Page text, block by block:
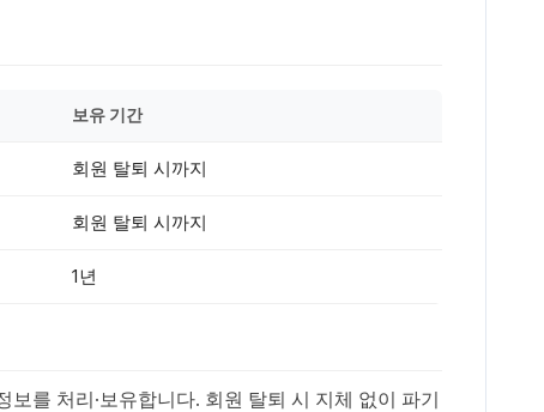
보유 기간
회원 탈퇴 시까지
회원 탈퇴 시까지
1년
를 처리·보유합니다. 회원 탈퇴 시 지체 없이 파기